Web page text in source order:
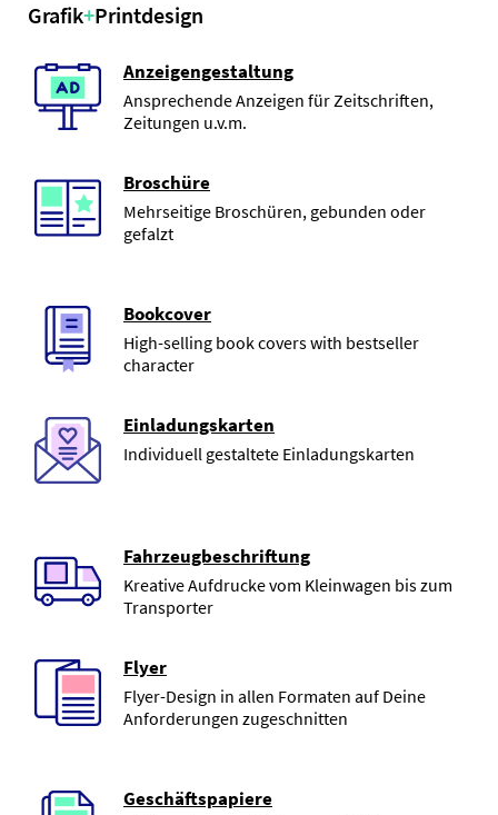
Grafik+Printdesign
Anzeigengestaltung
Ansprechende Anzeigen für Zeitschriften,
Zeitungen u.v.m.
Broschüre
Mehrseitige Broschüren, gebunden oder
gefalzt
Bookcover
High-selling book covers with bestseller
character
Einladungskarten
Individuell gestaltete Einladungskarten
Fahrzeugbeschriftung
Kreative Aufdrucke vom Kleinwagen bis zum
Transporter
Flyer
Flyer-Design in allen Formaten auf Deine
Anforderungen zugeschnitten
Geschäftspapiere